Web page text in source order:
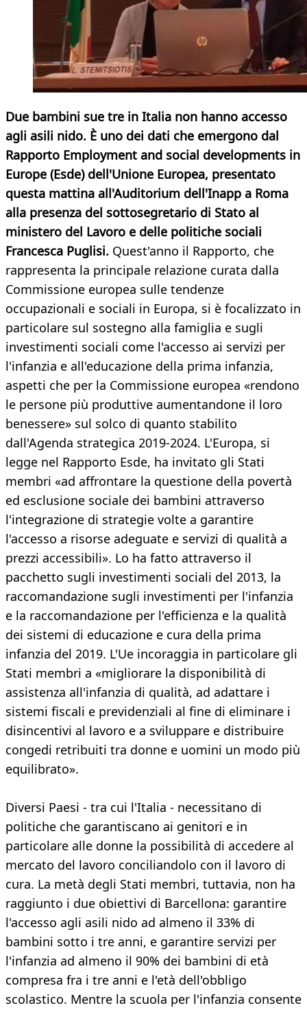
Due bambini sue tre in Italia non hanno accesso
agli asili nido. È uno dei dati che emergono dal
Rapporto Employment and social developments in
Europe (Esde) dell'Unione Europea, presentato
questa mattina all'Auditorium dell'Inapp a Roma
alla presenza del sottosegretario di Stato al
ministero del Lavoro e delle politiche sociali
Francesca Puglisi. Quest'anno il Rapporto, che
rappresenta la principale relazione curata dalla
Commissione europea sulle tendenze
occupazionali e sociali in Europa, si è focalizzato in
particolare sul sostegno alla famiglia e sugli
investimenti sociali come l'accesso ai servizi per
l'infanzia e all'educazione della prima infanzia,
aspetti che per la Commissione europea «rendono
le persone più produttive aumentandone il loro
benessere» sul solco di quanto stabilito
dall'Agenda strategica 2019-2024. L'Europa, si
legge nel Rapporto Esde, ha invitato gli Stati
membri «ad affrontare la questione della povertà
ed esclusione sociale dei bambini attraverso
l'integrazione di strategie volte a garantire
l'accesso a risorse adeguate e servizi di qualità a
prezzi accessibili». Lo ha fatto attraverso il
pacchetto sugli investimenti sociali del 2013, la
raccomandazione sugli investimenti per l'infanzia
e la raccomandazione per l'efficienza e la qualità
dei sistemi di educazione e cura della prima
infanzia del 2019. L'Ue incoraggia in particolare gli
Stati membri a «migliorare la disponibilità di
assistenza all'infanzia di qualità, ad adattare i
sistemi fiscali e previdenziali al fine di eliminare i
disincentivi al lavoro e a sviluppare e distribuire
congedi retribuiti tra donne e uomini un modo più
equilibrato».
Diversi Paesi - tra cui l'Italia - necessitano di
politiche che garantiscano ai genitori e in
particolare alle donne la possibilità di accedere al
mercato del lavoro conciliandolo con il lavoro di
cura. La metà degli Stati membri, tuttavia, non ha
raggiunto i due obiettivi di Barcellona: garantire
l'accesso agli asili nido ad almeno il 33% di
bambini sotto i tre anni, e garantire servizi per
l'infanzia ad almeno il 90% dei bambini di età
compresa fra i tre anni e l'età dell'obbligo
scolastico. Mentre la scuola per l'infanzia consente